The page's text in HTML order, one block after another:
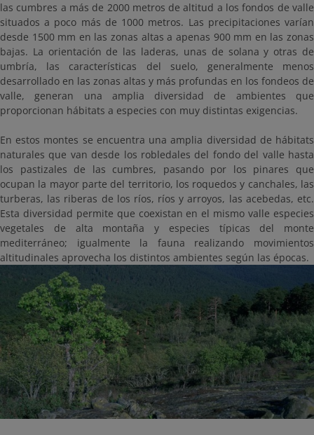
las cumbres a más de 2000 metros de altitud a los fondos de valle
situados a poco más de 1000 metros. Las precipitaciones varían
desde 1500 mm en las zonas altas a apenas 900 mm en las zonas
bajas. La orientación de las laderas, unas de solana y otras de
umbría, las características del suelo, generalmente menos
desarrollado en las zonas altas y más profundas en los fondeos de
valle, generan una amplia diversidad de ambientes que
proporcionan hábitats a especies con muy distintas exigencias.
En estos montes se encuentra una amplia diversidad de hábitats
naturales que van desde los robledales del fondo del valle hasta
los pastizales de las cumbres, pasando por los pinares que
ocupan la mayor parte del territorio, los roquedos y canchales, las
turberas, las riberas de los ríos, ríos y arroyos, las acebedas, etc.
Esta diversidad permite que coexistan en el mismo valle especies
vegetales de alta montaña y especies típicas del monte
mediterráneo; igualmente la fauna realizando movimientos
altitudinales aprovecha los distintos ambientes según las épocas.